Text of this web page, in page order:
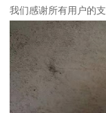
我们感谢所有用户的